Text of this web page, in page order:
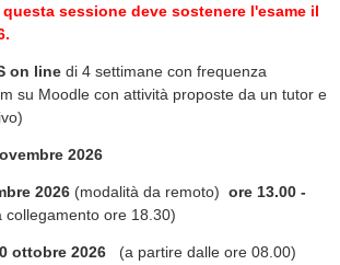
sessione deve sostenere l'esame il
on line di 4 settimane con frequenza
su Moodle con attività proposte da un tutor e
2026
2026 (modalità da remoto) ore 13.00 -
collegamento ore 18.30)
ottobre 2026
(a partire dalle ore 08.00)